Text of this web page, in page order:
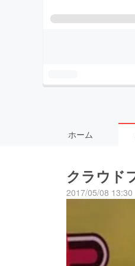
ホーム
クラウド
2017/05/08 13:30